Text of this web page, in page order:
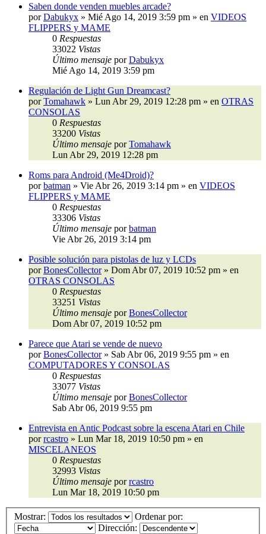
Saben donde venden muebles arcade?
porDabukyx » Mié Ago 14, 2019 3:59 pm » en VIDEOS
FLIPPERS y MAME
0 Respuestas
33022 Vistas
Último mensaje porDabukyx
Mié Ago 14, 2019 3:59 pm
Regulación de Light Gun Dreamcast?
porTomahawk » Lun Abr 29, 2019 12:28 pm » en OTRAS
CONSOLAS
0 Respuestas
33200 Vistas
Último mensaje porTomahawk
Lun Abr 29, 2019 12:28 pm
Roms para Android (Me4Droid)?
porbatman » Vie Abr 26, 2019 3:14 pm » en VIDEOS
FLIPPERS y MAME
0 Respuestas
33306 Vistas
Último mensaje porbatman
Vie Abr 26, 2019 3:14 pm
Posible solución para pistolas de luz y LCDs
porBonesCollector» Dom Abr 07, 2019 10:52 pm » en
OTRAS CONSOLAS
0 Respuestas
33251 Vistas
Último mensaje porBonesCollector
Dom Abr 07, 2019 10:52 pm
Parece que Atari se vende de nuevo
porBonesCollector» Sab Abr 06, 2019 9:55 pm » en
COMPUTADORES Y CONSOLAS
0 Respuestas
33077 Vistas
Último mensaje porBonesCollector
Sab Abr 06, 2019 9:55 pm
Entrevista en Antic Podcast sobre la escena Atari en Chile
porrcastro » Lun Mar 18, 2019 10:50 pm » en
MISCELANEOS
0 Respuestas
32993 Vistas
Último mensaje porrcastro
Lun Mar 18, 2019 10:50 pm
Mostrar:
Ordenar por:
Dirección: